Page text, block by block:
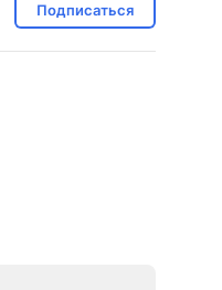
Подписаться